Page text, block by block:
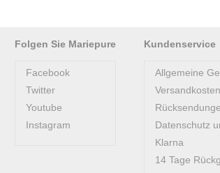
Folgen Sie Mariepure
Facebook
Twitter
Youtube
Instagram
Kundenservice
Allgemeine
Datenschutz
Klarna
14 Tage